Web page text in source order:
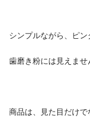
シンプルながら、ピン
歯磨き粉には見えませ
商品は、見た目だけで